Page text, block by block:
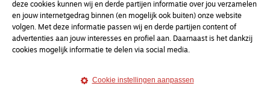
deze cookies kunnen wij en derde partijen informatie over jou verzamelen
en jouw internetgedrag binnen (en mogelijk ook buiten) onze website
volgen. Met deze informatie passen wij en derde partijen content of
advertenties aan jouw interesses en profiel aan. Daarnaast is het dankzij
cookies mogelijk informatie te delen via social media.
Cookie instellingen aanpassen